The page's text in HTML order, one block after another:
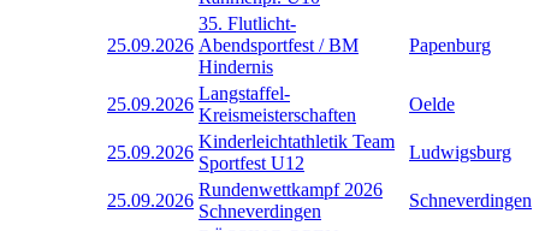
25.09.2026
35. Flutlicht-
Abendsportfest / BM
Hindernis
Papenburg
25.09.2026
Langstaffel-
Kreismeisterschaften
Oelde
25.09.2026
Kinderleichtathletik Team
Sportfest U12
Ludwigsburg
25.09.2026
Rundenwettkampf 2026
Schneverdingen
Schneverdingen